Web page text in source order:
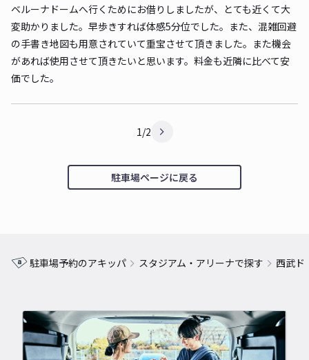
ベルーナドームへ行くためにお借りしましたが、とても近くて大
変助かりました。早歩きすれば体感5分位でした。また、混雑回避
の手書き地図も用意されていて重宝させて頂きました。また機会
があれば使用させて頂きたいと思います。料金も近隣に比べて安
価でした。
1/2
駐車場ページに戻る
駐車場予約のアキッパ スタジアム・アリーナで探す 西武ド